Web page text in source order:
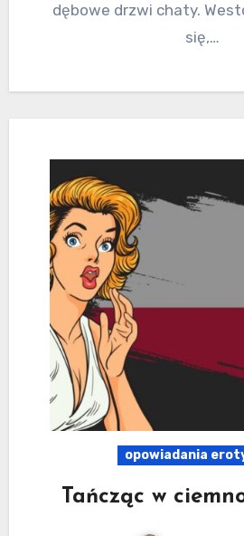
dębowe drzwi chaty.
się,…
opowiadania
Tańcząc w